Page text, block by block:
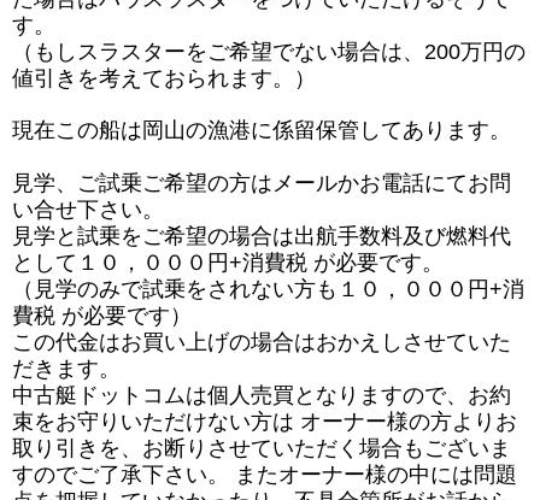
す。
（もしスラスターをご希望でない場合は、200万円の
値引きを考えておられます。）
現在この船は岡山の漁港に係留保管してあります。
見学、ご試乗ご希望の方はメールかお電話にてお問
い合せ下さい。
見学と試乗をご希望の場合は出航手数料及び燃料代
として１０，０００円+消費税 が必要です。
（見学のみで試乗をされない方も１０，０００円+消
費税 が必要です）
この代金はお買い上げの場合はおかえしさせていた
だきます。
中古艇ドットコムは個人売買となりますので、お約
束をお守りいただけない方は オーナー様の方よりお
取り引きを、お断りさせていただく場合もございま
すのでご了承下さい。 またオーナー様の中には問題